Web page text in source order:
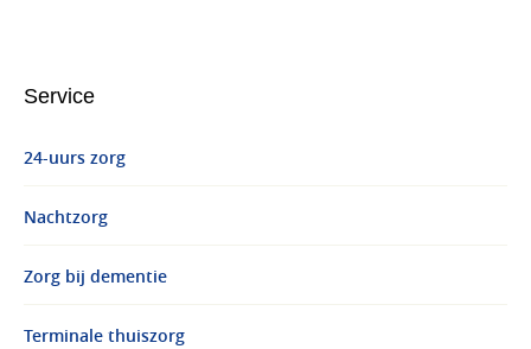
Service
24-uurs zorg
Nachtzorg
Zorg bij dementie
Terminale thuiszorg